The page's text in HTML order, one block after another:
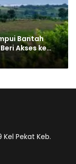
Bantah
Akses ke
Kel Pekat Keb.